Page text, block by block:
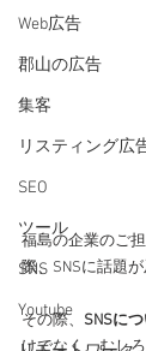
Web広告
郡山の広告
集客
リスティング広
SEO
ツール
SNS
Youtube
福島の企業のご
際、SNSに話題
その際、 SNSに